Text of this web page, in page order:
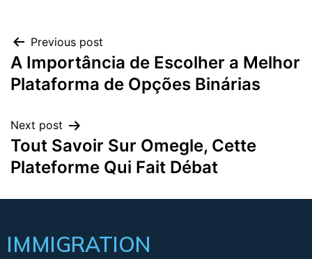
Previous post
A Importância de Escolher a Melhor
Plataforma de Opções Binárias
Next post
Tout Savoir Sur Omegle, Cette
Plateforme Qui Fait Débat
IMMIGRATION